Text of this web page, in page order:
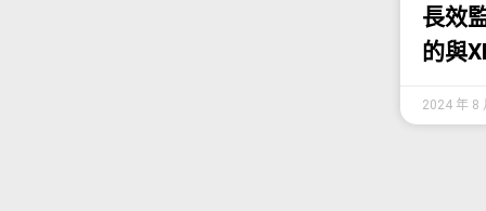
長效
的與
2024 年 8